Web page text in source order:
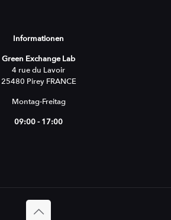
Informationen
Green Exchange Lab
4 rue du Lavoir
25480 Pirey FRANCE
Montag-Freitag
09:00 - 17:00